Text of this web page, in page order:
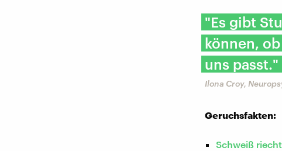
"Es gibt
können,
uns passt."
Ilona Croy,
Geruchsfakten:
Schweiß